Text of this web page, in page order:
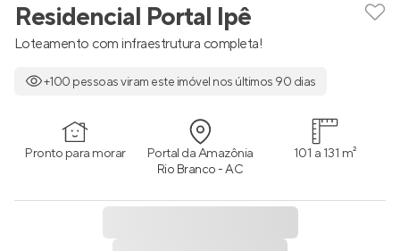
Residencial Portal Ipê
Loteamento com infraestrutura completa!
+100 pessoas viram este imóvel nos últimos 90 dias
Pronto para morar Portal da Amazônia
Rio Branco - AC
101 a 131 m²